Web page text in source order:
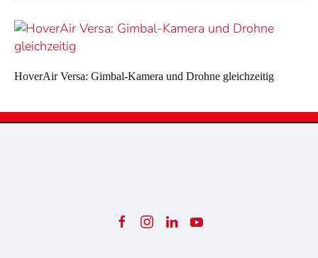
HoverAir Versa: Gimbal-Kamera und Drohne gleichzeitig